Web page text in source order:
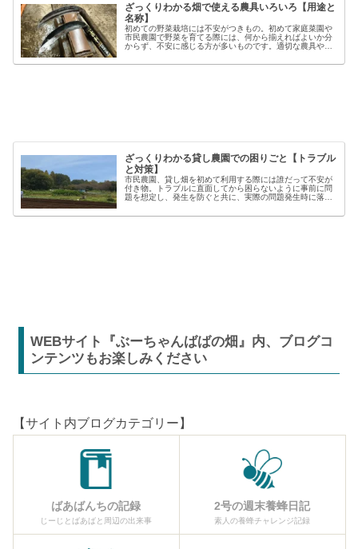
ざっくりわかる畑で使える農具いろいろ【用途と
名称】
初めての野菜栽培には不安がつきもの。初めて家庭菜園や
市民農園で野菜を育てる際には、何から揃えればよいか分
からず、不安に感じる方が多いものです。適切な農具や資
しますが、種類も多く、初心者には...
ざっくりわかる貸し農園での困りごと【トラブル
と対策】
市民農園、貸し畑を初めて利用する際には誰だって不安が
付き物。トラブルに直面してから困らないように事前に問
題を想定し、発生を防ぐと共に、実際の問題発生時に落ち
【困った】と【トラブル】困りごとト...
WEBサイト『ぶーちゃんばばの畑』内、ブログコ
ンテンツもお楽しみください
【サイト内ブログカテゴリー】
ばあばんちの記録
じーじとばあばと周辺の出来事
2号の週末養蜂日記
素人の養蜂チャレンジ記録